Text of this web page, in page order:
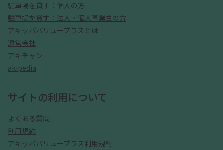
駐車場を貸す：個人の方
駐車場を貸す：法人・個人事業主の方
アキッパバリュープラスとは
運営会社
アキチャン
akipedia
サイトの利用について
よくある質問
利用規約
アキッパバリュープラス利用規約